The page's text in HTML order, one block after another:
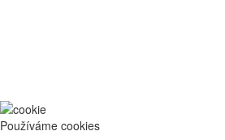
Používáme cookies